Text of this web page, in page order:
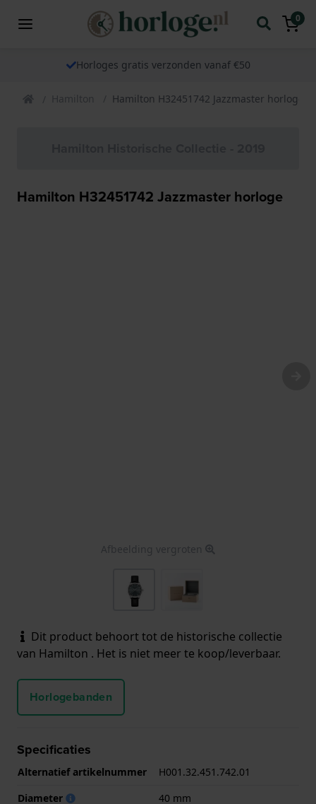
0
Horloges gratis verzonden vanaf €50
Hamilton Hamilton H32451742 Jazzmaster horloge
Hamilton H32451742 Jazzmaster horloge
Afbeelding vergroten
Dit product behoort tot de historische collectie
van Hamilton . Het is niet meer te koop/leverbaar.
Horlogebanden
Specificaties
Alternatief artikelnummer
H001.32.451.742.01
Diameter
40 mm